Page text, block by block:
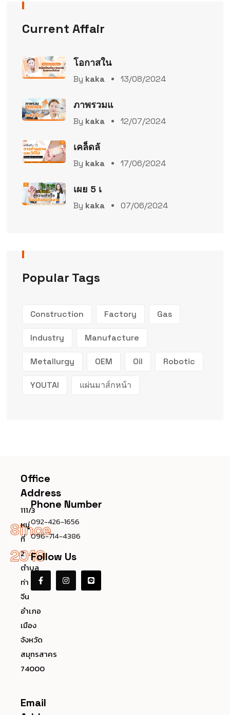
Current Affair
โอกาสใน
By kaka 13/08/2024
ภาพรวมแ
By kaka 12/07/2024
เคล็ดลั
By kaka 17/06/2024
เผย 5 เ
By kaka 07/06/2024
Popular Tags
Construction Factory Gas
Industry Manufacture
Metallurgy OEM Oil Robotic
YOUTAI แผ่นมาส์กหน้า
Since
2019
Office
Address
111/3
หมู่
ที่
2
ตำบล
ท่า
จีน
อำเภอ
เมือง
จังหวัด
สมุทรสาคร
74000
Email
Phone Number
092-426-1656
096-714-4386
Follow Us